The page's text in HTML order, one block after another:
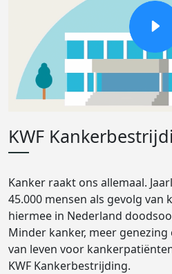
KWF
Kanker raakt ons allemaal.
45.000 mensen als gevolg van
hiermee in Nederland
Minder kanker, meer
van leven voor
KWF Kankerbestrijding.